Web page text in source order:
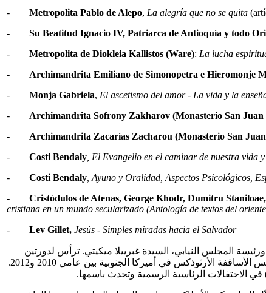
- Metropolita Pablo de Alepo, La alegría que no se quita
- Su Beatitud Ignacio IV, Patriarca de Antioquía y todo
- Metropolita de Diokleia Kallistos (Ware): La lucha
- Archimandrita Emiliano de Simonopetra e Hieromonje
- Monja Gabriela, El ascetismo del amor - La vida y la
- Archimandrita Sofrony Zakharov (Monasterio San Juan
- Archimandrita Zacarías Zacharou (Monasterio San
- Costi Bendaly , El Evangelio en el caminar de nuestra
- Costi Bendaly , Ayuno y Oralidad, Aspectos Psicológicos,
- Cristódulos de Atenas, George Khodr, Dumitru
cristiana en un mundo secularizado (Antología de textos del
- Lev Gillet, Jesús - Simples miradas hacia el Salvador
احتفال رسمي ترأسته نائبة رئيس الجمهورية ورئيسة المجلس النيابي، السيدة غبرييلا ميكيتي. ترأس لدورتين
متتاليتين اللجنة المسكونية في الأرجنتين (2011-2015) كما والاحتفال بيوبيلها الفضي في وزارة الخارجية الأرجنتينية. إلى ذلك كان أمين سرّ مجلس الأساقفة الأرثوذكس في أميركا الجنوبية بين عامي 2010 و2012.